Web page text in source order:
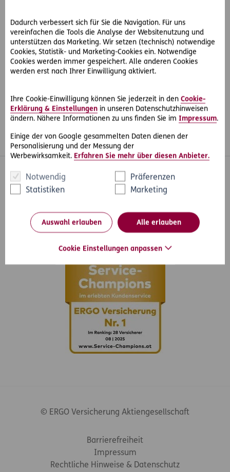
Dadurch verbessert sich für Sie die Navigation. Für uns
vereinfachen die Tools die Analyse der Websitenutzung und
unterstützen das Marketing. Wir setzen (technisch) notwendige
Cookies, Statistik- und Marketing-Cookies ein. Notwendige
Cookies werden immer gespeichert. Alle anderen Cookies
werden erst nach Ihrer Einwilligung aktiviert.
Ihre Cookie-Einwilligung können Sie jederzeit in den Cookie-
Erklärung & Einstellungen in unseren Datenschutzhinweisen
ändern. Nähere Informationen zu uns finden Sie im Impressum.
Einige der von Google gesammelten Daten dienen der
Personalisierung und der Messung der
Werbewirksamkeit. Erfahren Sie mehr über diesen Anbieter.
Notwendig
Präferenzen
Statistiken
Marketing
Auswahl erlauben Alle erlauben
Cookie Einstellungen anpassen
#Auto & Motorrad Teilen
WhatsappFacebookInstagramLinkedIn
Inhaltsübersicht
Unser Angebot
Über ERGO
© ERGO Versicherung Aktiengesellschaft
Barrierefreiheit
Impressum
Rechtliche Hinweise & Datenschutz